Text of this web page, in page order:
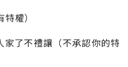
權）
家了不禮讓（不承認你的特